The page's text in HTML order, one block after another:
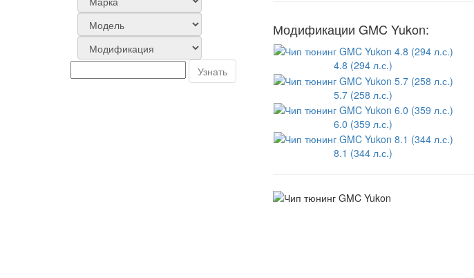
Узнать
Модификации GMC Yukon:
4.8 (294 л.с.)
5.7 (258 л.с.)
6.0 (359 л.с.)
8.1 (344 л.с.)